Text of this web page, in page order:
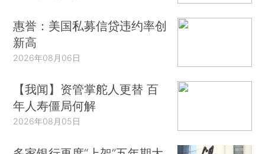
惠誉：美国私募信贷违约率创
新高
2026年08月06日
【我闻】资管掌舵人更替 百
年人寿僵局何解
2026年08月05日